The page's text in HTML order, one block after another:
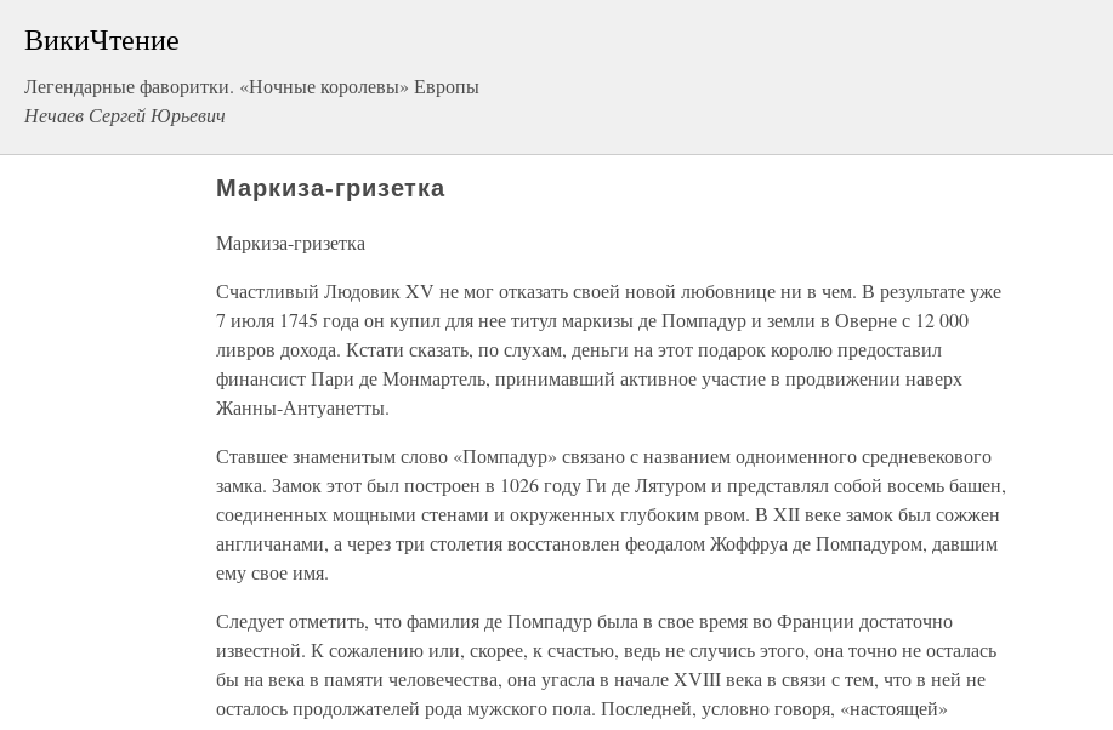
ВикиЧтение
Легендарные фаворитки. «Ночные королевы» Европы
Нечаев Сергей Юрьевич
Маркиза-гризетка
Маркиза-гризетка
Счастливый Людовик XV не мог отказать своей новой любовнице ни в чем. В результате уже
7 июля 1745 года он купил для нее титул маркизы де Помпадур и земли в Оверне с 12 000
ливров дохода. Кстати сказать, по слухам, деньги на этот подарок королю предоставил
финансист Пари де Монмартель, принимавший активное участие в продвижении наверх
Жанны-Антуанетты.
Ставшее знаменитым слово «Помпадур» связано с названием одноименного средневекового
замка. Замок этот был построен в 1026 году Ги де Лятуром и представлял собой восемь башен,
соединенных мощными стенами и окруженных глубоким рвом. В XII веке замок был сожжен
англичанами, а через три столетия восстановлен феодалом Жоффруа де Помпадуром, давшим
ему свое имя.
Следует отметить, что фамилия де Помпадур была в свое время во Франции достаточно
известной. К сожалению или, скорее, к счастью, ведь не случись этого, она точно не осталась
бы на века в памяти человечества, она угасла в начале XVIII века в связи с тем, что в ней не
осталось продолжателей рода мужского пола. Последней, условно говоря, «настоящей»